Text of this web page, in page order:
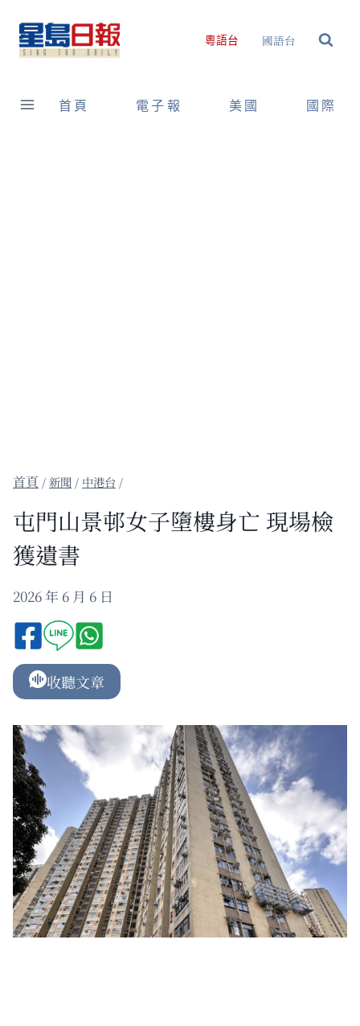
content
粵語台 國語台
首頁 電子報 美國 國際
/新聞 / 中港台 /
屯門山景邨女子墮樓身亡 現場檢
獲遺書
2026 年 6 月 6 日
收聽文章